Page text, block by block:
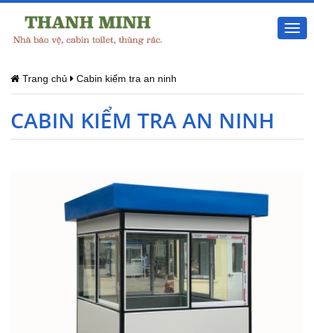
Trang chủ Cabin kiểm tra an ninh
CABIN KIỂM TRA AN NINH